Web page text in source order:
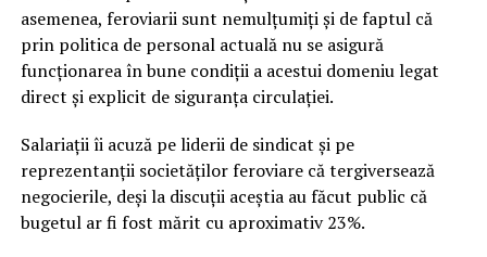
asemenea, feroviarii sunt nemulțumiți și de faptul că
prin politica de personal actuală nu se asigură
funcţionarea în bune condiţii a acestui domeniu legat
direct şi explicit de siguranţa circulației.
Salariații îi acuză pe liderii de sindicat şi pe
reprezentanţii societăţilor feroviare că tergiversează
negocierile, deşi la discuţii aceştia au făcut public că
bugetul ar fi fost mărit cu aproximativ 23%.